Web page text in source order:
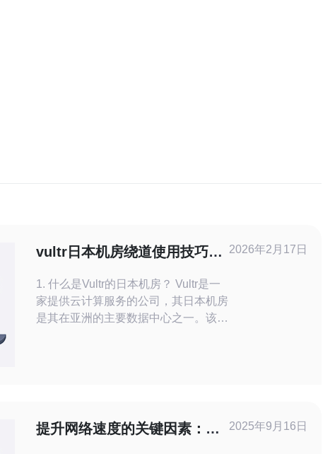
vultr日本机房绕道使用技巧与
1. 什么是Vultr的日本机房？ Vultr是一
家提供云计算服务的公司，其日本机房
是其在亚洲的主要数据中心之一。该机
享受更快的访问速度和更好的服务体
验。 2. 如何利用Vu
2026年2月17日
提升网络速度的关键因素：
2025年9月16日